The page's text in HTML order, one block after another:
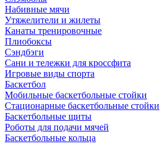
Набивные мячи
Утяжелители и жилеты
Канаты тренировочные
Плиобоксы
Сэндбэги
Сани и тележки для кроссфита
Игровые виды спорта
Баскетбол
Мобильные баскетбольные стойки
Стационарные баскетбольные стойки
Баскетбольные щиты
Роботы для подачи мячей
Баскетбольные кольца